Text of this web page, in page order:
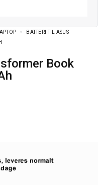
BATTERI TIL ASUS